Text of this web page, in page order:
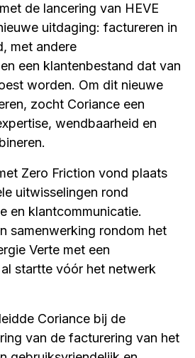
de lancering van HEVE
uitdaging: factureren in
met andere
een klantenbestand dat van
worden. Om dit nieuwe
zocht Coriance een
wendbaarheid en
Zero Friction vond plaats
uitwisselingen rond
en klantcommunicatie.
samenwerking rondom het
Verte met een
startte vóór het netwerk
Coriance bij de
van de facturering van het